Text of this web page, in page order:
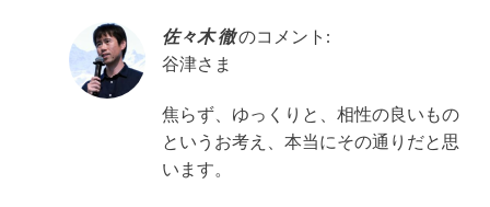
佐々木 徹のコメント:
谷津さま
焦らず、ゆっくりと、相性の良いもの
というお考え、本当にその通りだと思
います。